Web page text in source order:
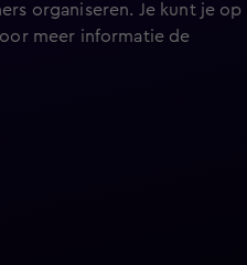
organiseren. Je kunt je op
meer informatie de